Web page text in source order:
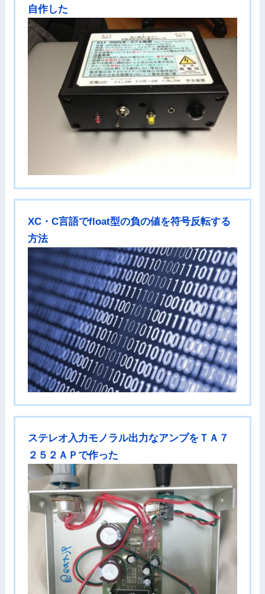
自作した
XC・C言語でfloat型の負の値を符号反転する
方法
ステレオ入力モノラル出力なアンプをＴＡ７
２５２ＡＰで作った